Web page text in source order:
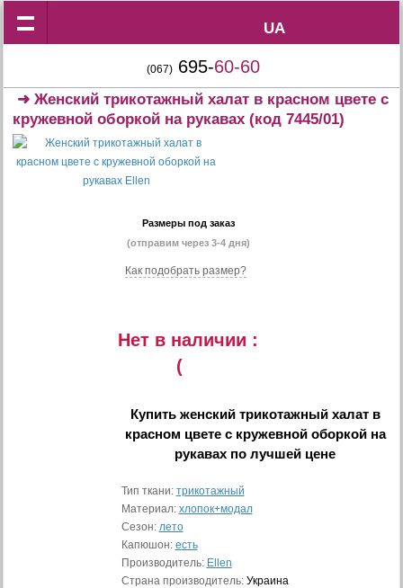
UA
UA
(067) 695-60-60
➜Женский трикотажный халат в красном цвете с
кружевной оборкой на рукавах (код 7445/01)
Размеры под заказ
(отправим через 3-4 дня)
Как подобрать размер?
Нет в наличии :
(
Купить женский трикотажный халат в
красном цвете с кружевной оборкой на
рукавах по лучшей цене
Тип ткани: трикотажный
Материал: хлопок+модал
Сезон: лето
Капюшон: есть
Производитель: Ellen
Страна производитель: Украина